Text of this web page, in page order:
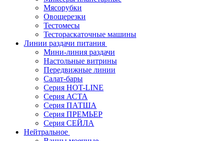
Мясорубки
Овощерезки
Тестомесы
Тестораскаточные машины
Линии раздачи питания
Мини-линия раздачи
Настольные витрины
Передвижные линии
Салат-бары
Серия HOT-LINE
Серия АСТА
Серия ПАТША
Серия ПРЕМЬЕР
Серия СЕЙЛА
Нейтральное